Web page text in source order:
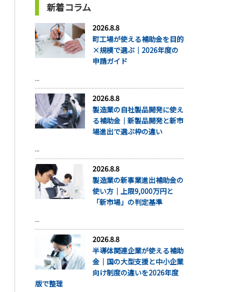
新着コラム
2026.8.8
町工場が使える補助金を目的
×規模で選ぶ｜2026年度の
申請ガイド
...
2026.8.8
製造業の自社製品開発に使え
る補助金｜新製品開発と新市
場進出で選ぶ枠の違い
...
2026.8.8
製造業の新事業進出補助金の
使い方｜上限9,000万円と
「新市場」の判定基準
...
2026.8.8
半導体関連企業が使える補助
金｜国の大型支援と中小企業
向け制度の違いを2026年度
版で整理